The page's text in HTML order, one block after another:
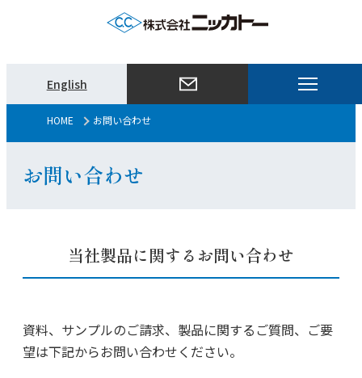
English
ー
HOME お問い合わせ
お問い合わせ
当社製品に関するお問い合わせ
資料、サンプルのご請求、製品に関するご質問、ご要
望は下記からお問い合わせください。